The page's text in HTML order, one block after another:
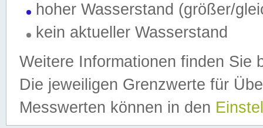
hoher Wasserstand (größer/
kein aktueller Wasserstand
Weitere Informationen finden Sie
Die jeweiligen Grenzwerte für
Messwerten können in den